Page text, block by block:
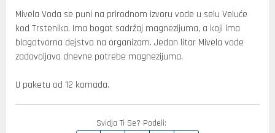
Mivela Voda se puni na prirodnom izvoru vode u selu Veluće
kod Trstenika. Ima bogat sadržaj magnezijuma, a koji ima
blagotvorna dejstva na organizam. Jedan litar Mivela vode
zadovoljava dnevne potrebe magnezijuma.
U paketu od 12 komada.
Svidja Ti Se? Podeli: